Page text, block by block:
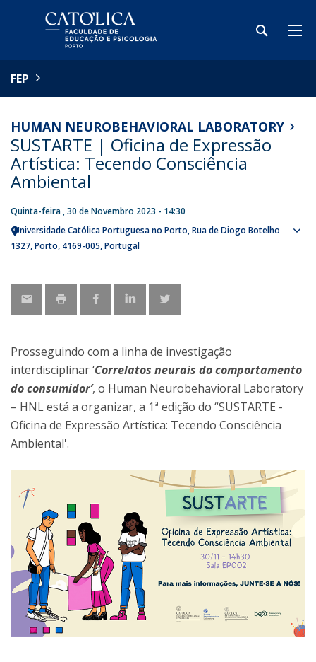
FEP
HUMAN NEUROBEHAVIORAL LABORATORY
SUSTARTE | Oficina de Expressão
Artística: Tecendo Consciência
Ambiental
Quinta-feira , 30 de Novembro 2023 - 14:30
Universidade Católica Portuguesa no Porto Rua de Diogo Botelho
1327 Porto 4169-005 Portugal
Prosseguindo com a linha de investigação
interdisciplinar ‘Correlatos neurais do comportamento
do consumidor’, o Human Neurobehavioral Laboratory
– HNL está a organizar, a 1ª edição do “SUSTARTE -
Oficina de Expressão Artística: Tecendo Consciência
Ambiental'.